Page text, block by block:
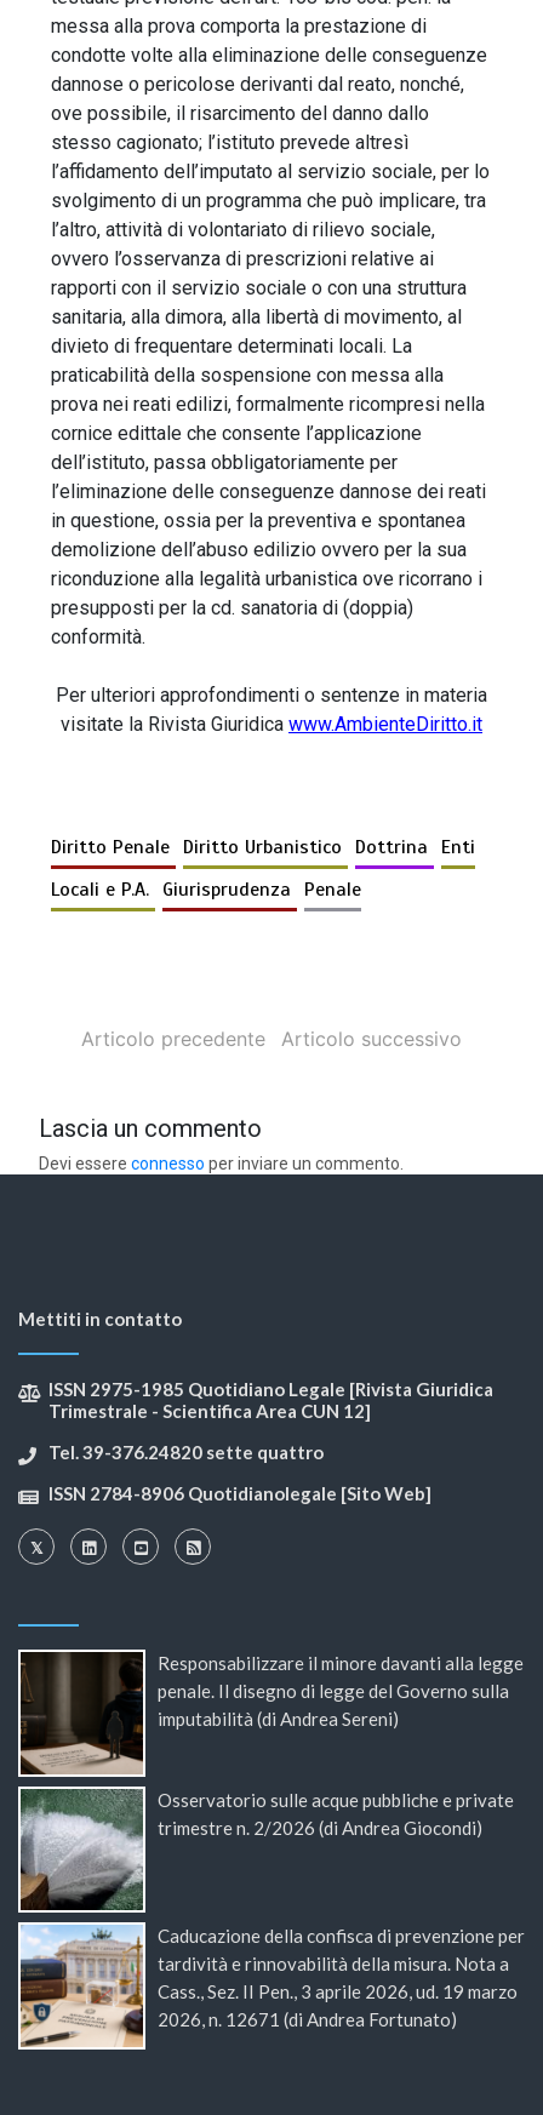
messa alla prova comporta la prestazione di
condotte volte alla eliminazione delle conseguenze
dannose o pericolose derivanti dal reato, nonché,
ove possibile, il risarcimento del danno dallo
stesso cagionato; l’istituto prevede altresì
l’affidamento dell’imputato al servizio sociale, per lo
svolgimento di un programma che può implicare, tra
l’altro, attività di volontariato di rilievo sociale,
ovvero l’osservanza di prescrizioni relative ai
rapporti con il servizio sociale o con una struttura
sanitaria, alla dimora, alla libertà di movimento, al
divieto di frequentare determinati locali. La
praticabilità della sospensione con messa alla
prova nei reati edilizi, formalmente ricompresi nella
cornice edittale che consente l’applicazione
dell’istituto, passa obbligatoriamente per
l’eliminazione delle conseguenze dannose dei reati
in questione, ossia per la preventiva e spontanea
demolizione dell’abuso edilizio ovvero per la sua
riconduzione alla legalità urbanistica ove ricorrano i
presupposti per la cd. sanatoria di (doppia)
conformità.
Per ulteriori approfondimenti o sentenze in materia
visitate la Rivista Giuridica www.AmbienteDiritto.it
Diritto Penale Diritto Urbanistico Dottrina
Enti
Locali e P.A. Giurisprudenza Penale
Articolo precedente Articolo successivo
Lascia un commento
Devi essereconnesso per inviare un commento.
Mettiti in contatto
ISSN 2975-1985 Quotidiano Legale [Rivista Giuridica
Trimestrale - Scientifica Area CUN 12]
Tel. 39-376.24820 sette quattro
ISSN 2784-8906 Quotidianolegale [Sito Web]
Responsabilizzare il minore davanti alla legge
penale. Il disegno di legge del Governo sulla
imputabilità (di Andrea Sereni)
Osservatorio sulle acque pubbliche e private
trimestre n. 2/2026 (di Andrea Giocondi)
Caducazione della confisca di prevenzione per
tardività e rinnovabilità della misura. Nota a
Cass., Sez. II Pen., 3 aprile 2026, ud. 19 marzo
2026, n. 12671 (di Andrea Fortunato)